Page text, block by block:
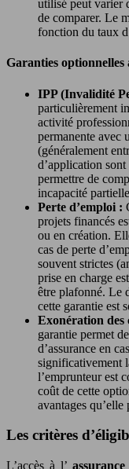
utilisé peut varier
de comparer. Le
fonction du taux
Garanties
IPP (Invalidité
particulièrement
activité
permanente avec
(généralement
d’application
permettre de
incapacité
Perte d’emploi :
projets financés
ou en création.
cas de perte
souvent strictes
prise en charge
être plafonné. Le
cette garantie est
Exonération des
garantie permet
d’assurance en
significativement
l’emprunteur est
coût de cette
avantages qu’elle
Les critères
L’accès à l’